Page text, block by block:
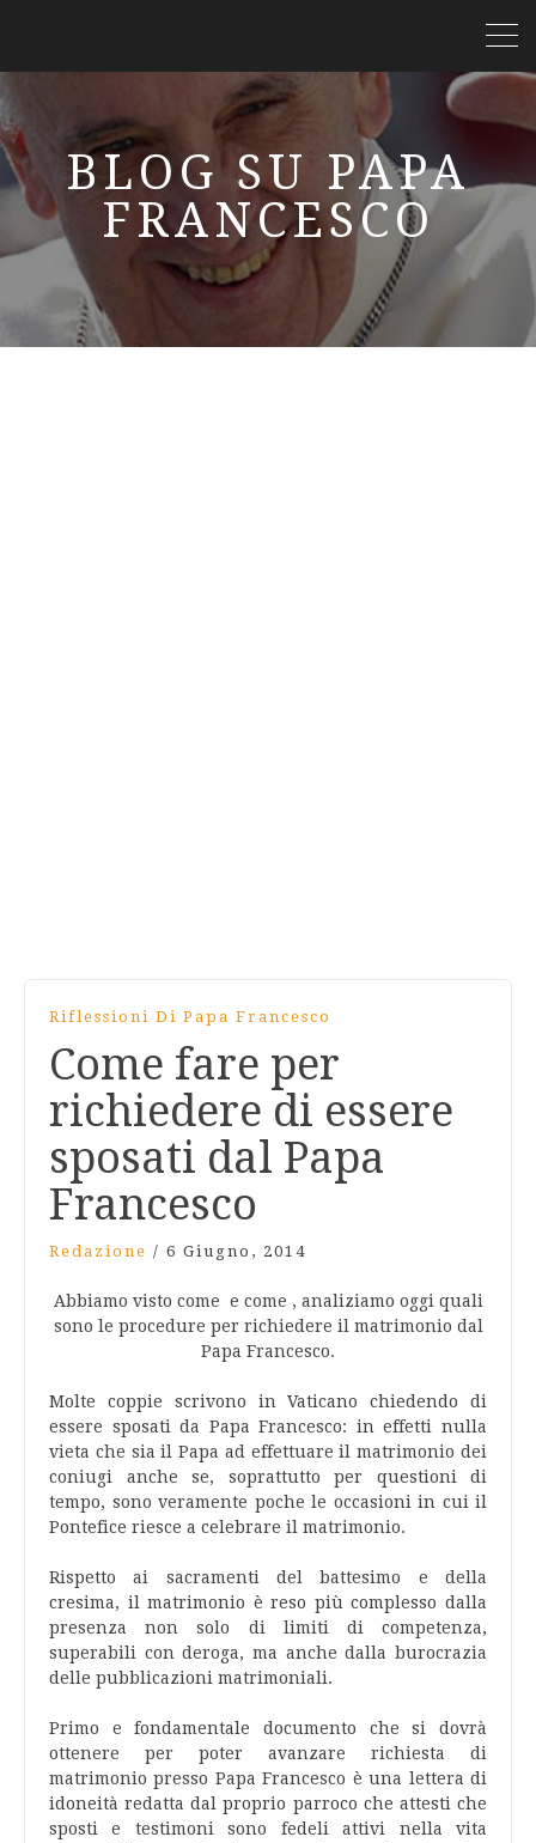
BLOG SU PAPA
FRANCESCO
Riflessioni Di Papa Francesco
Come fare per
richiedere di essere
sposati dal Papa
Francesco
Redazione / 6 Giugno, 2014
Abbiamo visto come e come , analiziamo oggi quali
sono le procedure per richiedere il matrimonio dal
Papa Francesco.
Molte coppie scrivono in Vaticano chiedendo di
essere sposati da Papa Francesco: in effetti nulla
vieta che sia il Papa ad effettuare il matrimonio dei
coniugi anche se, soprattutto per questioni di
tempo, sono veramente poche le occasioni in cui il
Pontefice riesce a celebrare il matrimonio.
Rispetto ai sacramenti del battesimo e della
cresima, il matrimonio è reso più complesso dalla
presenza non solo di limiti di competenza,
superabili con deroga, ma anche dalla burocrazia
delle pubblicazioni matrimoniali.
Primo e fondamentale documento che si dovrà
ottenere per poter avanzare richiesta di
matrimonio presso Papa Francesco è una lettera di
idoneità redatta dal proprio parroco che attesti che
sposti e testimoni sono fedeli attivi nella vita